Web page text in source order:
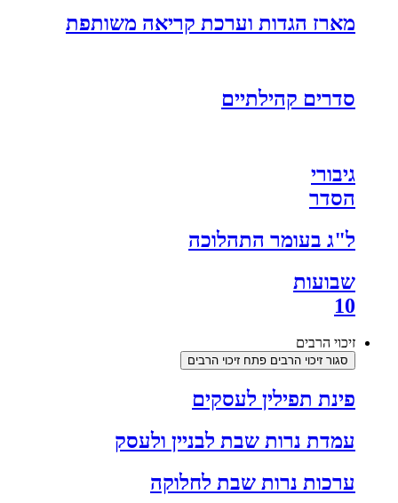
מארז הגדות וערכת קריאה משותפת
סדרים קהילתיים
גיבורי
הסדר
ל"ג בעומר התהלוכה
שבועות
10
זיכוי הרבים
סגור זיכוי הרבים פתח זיכוי הרבים
פינת תפילין לעסקים
עמדת נרות שבת לבניין ולעסק
ערכות נרות שבת לחלוקה